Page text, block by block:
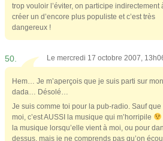
trop vouloir l’éviter, on participe indirectement
créer un d’encore plus populiste et c’est très
dangereux !
50. Le mercredi 17 octobre 2007,
Hem… Je m’aperçois que je suis parti sur
dada… Désolé…
Je suis comme toi pour la pub-radio. Sauf que
moi, c’est AUSSI la musique qui m’horripile
la musique lorsqu’elle vient à moi, ou pour
dessus, mais je ne comprends pas qu’on